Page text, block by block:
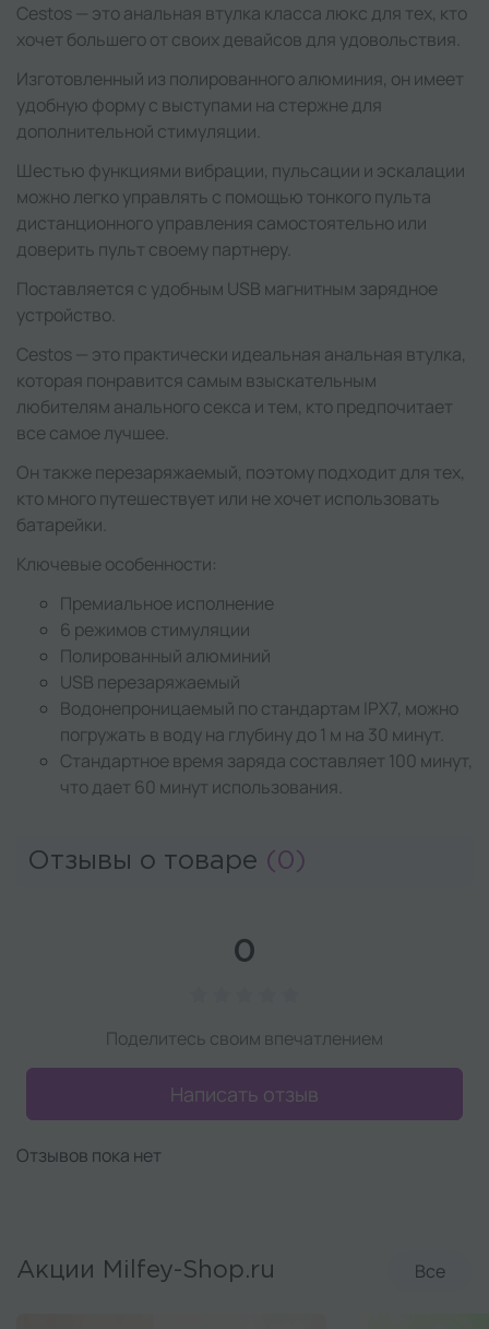
Cestos — это анальная втулка класса люкс для тех, кто
хочет большего от своих девайсов для удовольствия.
Изготовленный из полированного алюминия, он имеет
удобную форму с выступами на стержне для
дополнительной стимуляции.
Шестью функциями вибрации, пульсации и эскалации
можно легко управлять с помощью тонкого пульта
дистанционного управления самостоятельно или
доверить пульт своему партнеру.
Поставляется с удобным USB магнитным зарядное
устройство.
Cestos — это практически идеальная анальная втулка,
которая понравится самым взыскательным
любителям анального секса и тем, кто предпочитает
все самое лучшее.
Он также перезаряжаемый, поэтому подходит для тех,
кто много путешествует или не хочет использовать
батарейки.
Ключевые особенности:
Премиальное исполнение
6 режимов стимуляции
Полированный алюминий
USB перезаряжаемый
Водонепроницаемый по стандартам IPX7, можно
погружать в воду на глубину до 1 м на 30 минут.
Стандартное время заряда составляет 100 минут,
что дает 60 минут использования.
Отзывы о товаре (0)
0
Поделитесь своим впечатлением
Написать отзыв
Отзывов пока нет
Акции Milfey-Shop.ru Все